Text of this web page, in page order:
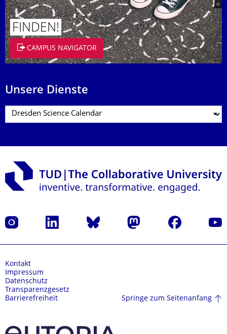
FINDEN!
CAMPUS NAVIGATOR
Unsere Dienste
Instagram LinkedIn Bluesky Mastodon Facebook
Kontakt
Impressum
Datenschutz
Transparenzgesetz
Barrierefreiheit
Springe zum Seitenanfang